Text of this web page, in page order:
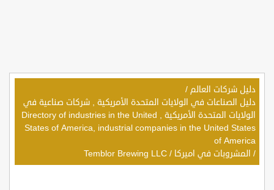
دليل شركات العالم /
دليل الصناعات في الولايات المتحدة الأمريكية , شركات صناعية في
الولايات المتحدة الأمريكية , Directory of industries in the United
States of America, industrial companies in the United States
of America
/ المشروبات في اميركا /
Temblor Brewing LLC